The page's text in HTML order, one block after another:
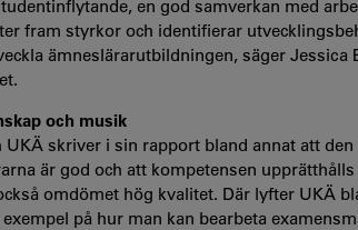
en god samverkan med
fram styrkor och identifierar
ämneslärarutbildningen, säger Jessica
och musik
skriver i sin rapport bland annat att den
är god och att kompetensen
omdömet hög kvalitet. Där lyfter UKÄ
på hur man kan bearbeta